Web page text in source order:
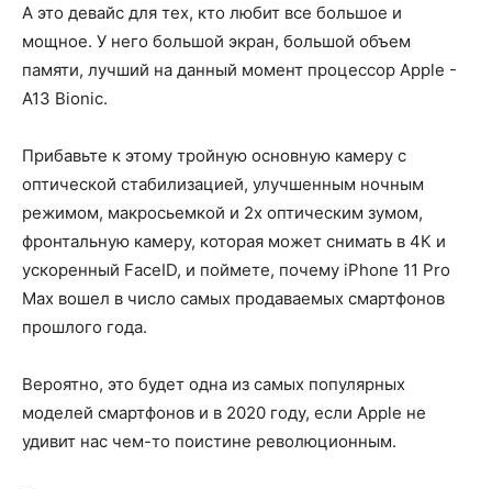
А это девайс для тех, кто любит все большое и
мощное. У него большой экран, большой объем
памяти, лучший на данный момент процессор Apple -
A13 Bionic.
Прибавьте к этому тройную основную камеру с
оптической стабилизацией, улучшенным ночным
режимом, макросьемкой и 2x оптическим зумом,
фронтальную камеру, которая может снимать в 4К и
ускоренный FaceID, и поймете, почему iPhone 11 Pro
Max вошел в число самых продаваемых смартфонов
прошлого года.
Вероятно, это будет одна из самых популярных
моделей смартфонов и в 2020 году, если Apple не
удивит нас чем-то поистине революционным.